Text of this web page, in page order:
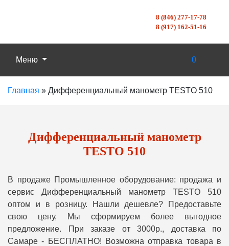
8 (846) 277-17-78
8 (917) 162-51-16
Меню 0
Главная » Дифференциальный манометр TESTO 510
Дифференциальный манометр
TESTO 510
В продаже Промышленное оборудование: продажа и
сервис Дифференциальный манометр TESTO 510
оптом и в розницу. Нашли дешевле? Предоставьте
свою цену, Мы сформируем более выгодное
предложение. При заказе от 3000р., доставка по
Самаре - БЕСПЛАТНО! Возможна отправка товара в